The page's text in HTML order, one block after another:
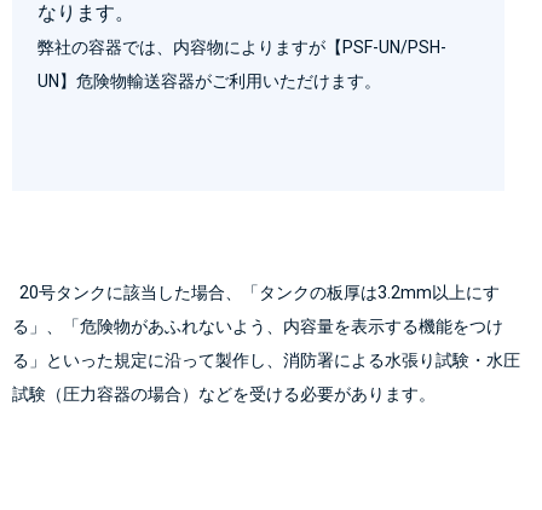
なります。
弊社の容器では、内容物によりますが 【PSF-UN/PSH-
UN】危険物輸送容器がご利用いただけます。
る」、「危険物があふれないよう、内容量を表示する機能をつけ
る」といった規定に沿って製作し、消防署による水張り試験・水圧